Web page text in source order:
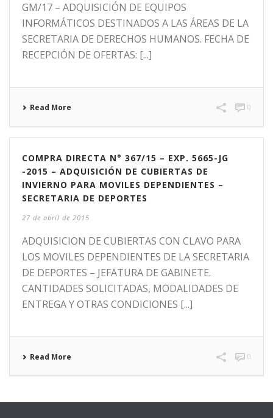
GM/17 – ADQUISICIÓN DE EQUIPOS
INFORMÁTICOS DESTINADOS A LAS ÁREAS DE LA
SECRETARIA DE DERECHOS HUMANOS. FECHA DE
RECEPCIÓN DE OFERTAS: [...]
Read More 0
COMPRA DIRECTA N° 367/15 – EXP. 5665-JG
-2015 – ADQUISICIÓN DE CUBIERTAS DE
INVIERNO PARA MOVILES DEPENDIENTES –
SECRETARIA DE DEPORTES
27 de abril de 2015
ADQUISICION DE CUBIERTAS CON CLAVO PARA
LOS MOVILES DEPENDIENTES DE LA SECRETARIA
DE DEPORTES – JEFATURA DE GABINETE.
CANTIDADES SOLICITADAS, MODALIDADES DE
ENTREGA Y OTRAS CONDICIONES [...]
Read More 0